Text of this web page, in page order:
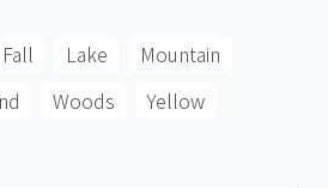
Fall Lake
Mountain
Woods
Yellow